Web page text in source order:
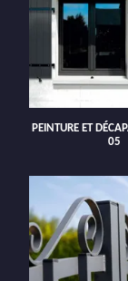
PEINTURE ET
05